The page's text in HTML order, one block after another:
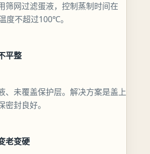
筛网过滤蛋液，控制蒸制时间在
度不超过100℃。
平整
、未覆盖保护层。解决方案是盖上
封良好。
老变硬